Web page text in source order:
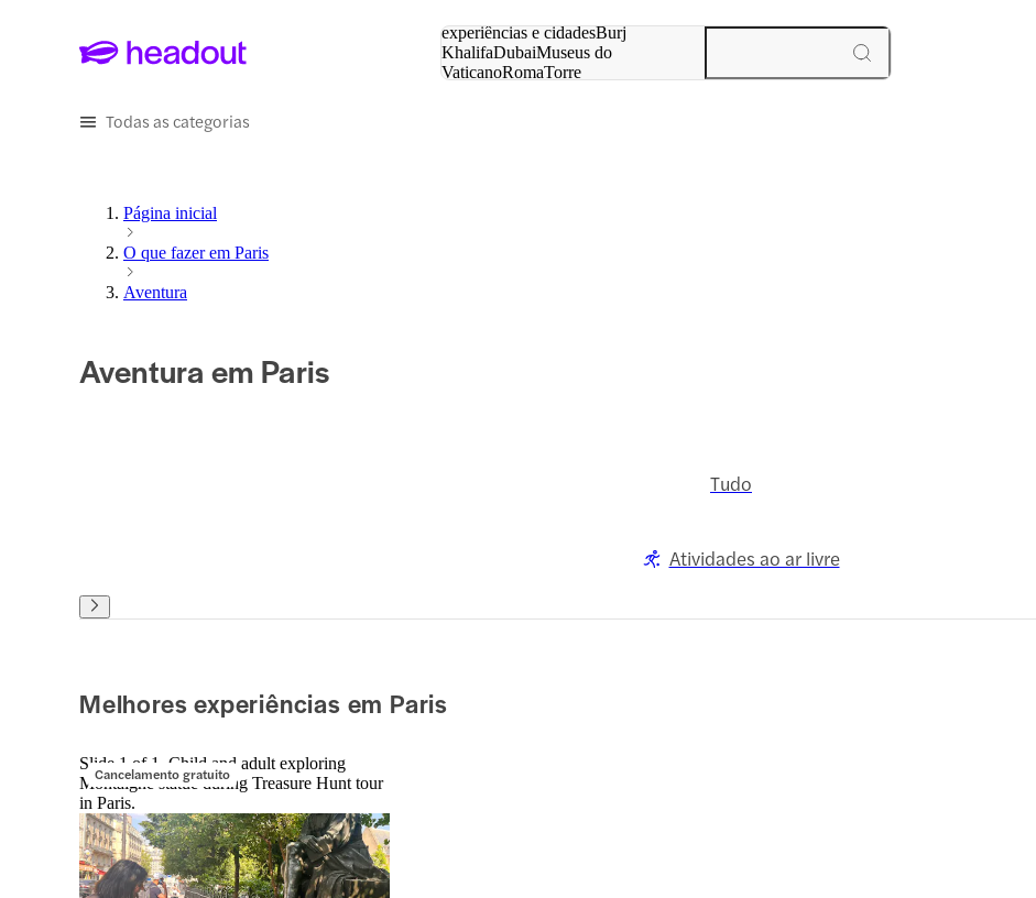
experiências e cidadesBurj
KhalifaDubaiMuseus do
VaticanoRomaTorre
Todas as categorias
Página inicial
O que fazer em Paris
Aventura
Aventura em Paris
Tudo
Atividades ao ar livre
Melhores experiências em Paris
Cancelamento gratuito
Slide 1 of 1, Child and adult exploring
Montaigne statue during Treasure Hunt tour
in Paris.